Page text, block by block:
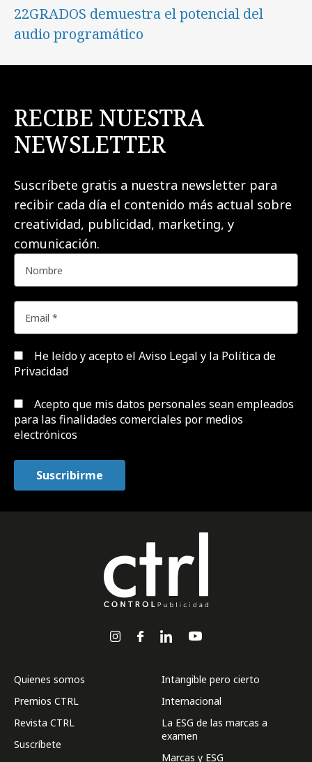
22GRADOS demuestra el potencial del
audio programático
RECIBE NUESTRA
NEWSLETTER
Suscríbete gratis a nuestra newsletter para
recibir cada día el contenido más actual sobre
creatividad, publicidad, marketing, y
comunicación.
He leído y acepto el Aviso Legal y la Política de
Privacidad
Acepto que mis datos personales sean empleados
para las finalidades comerciales por medios
electrónicos
Quienes somos
Premios CTRL
Revista CTRL
Suscríbete
Intangible pero cierto
Internacional
La ESG de las marcas a
examen
Marcas y ESG